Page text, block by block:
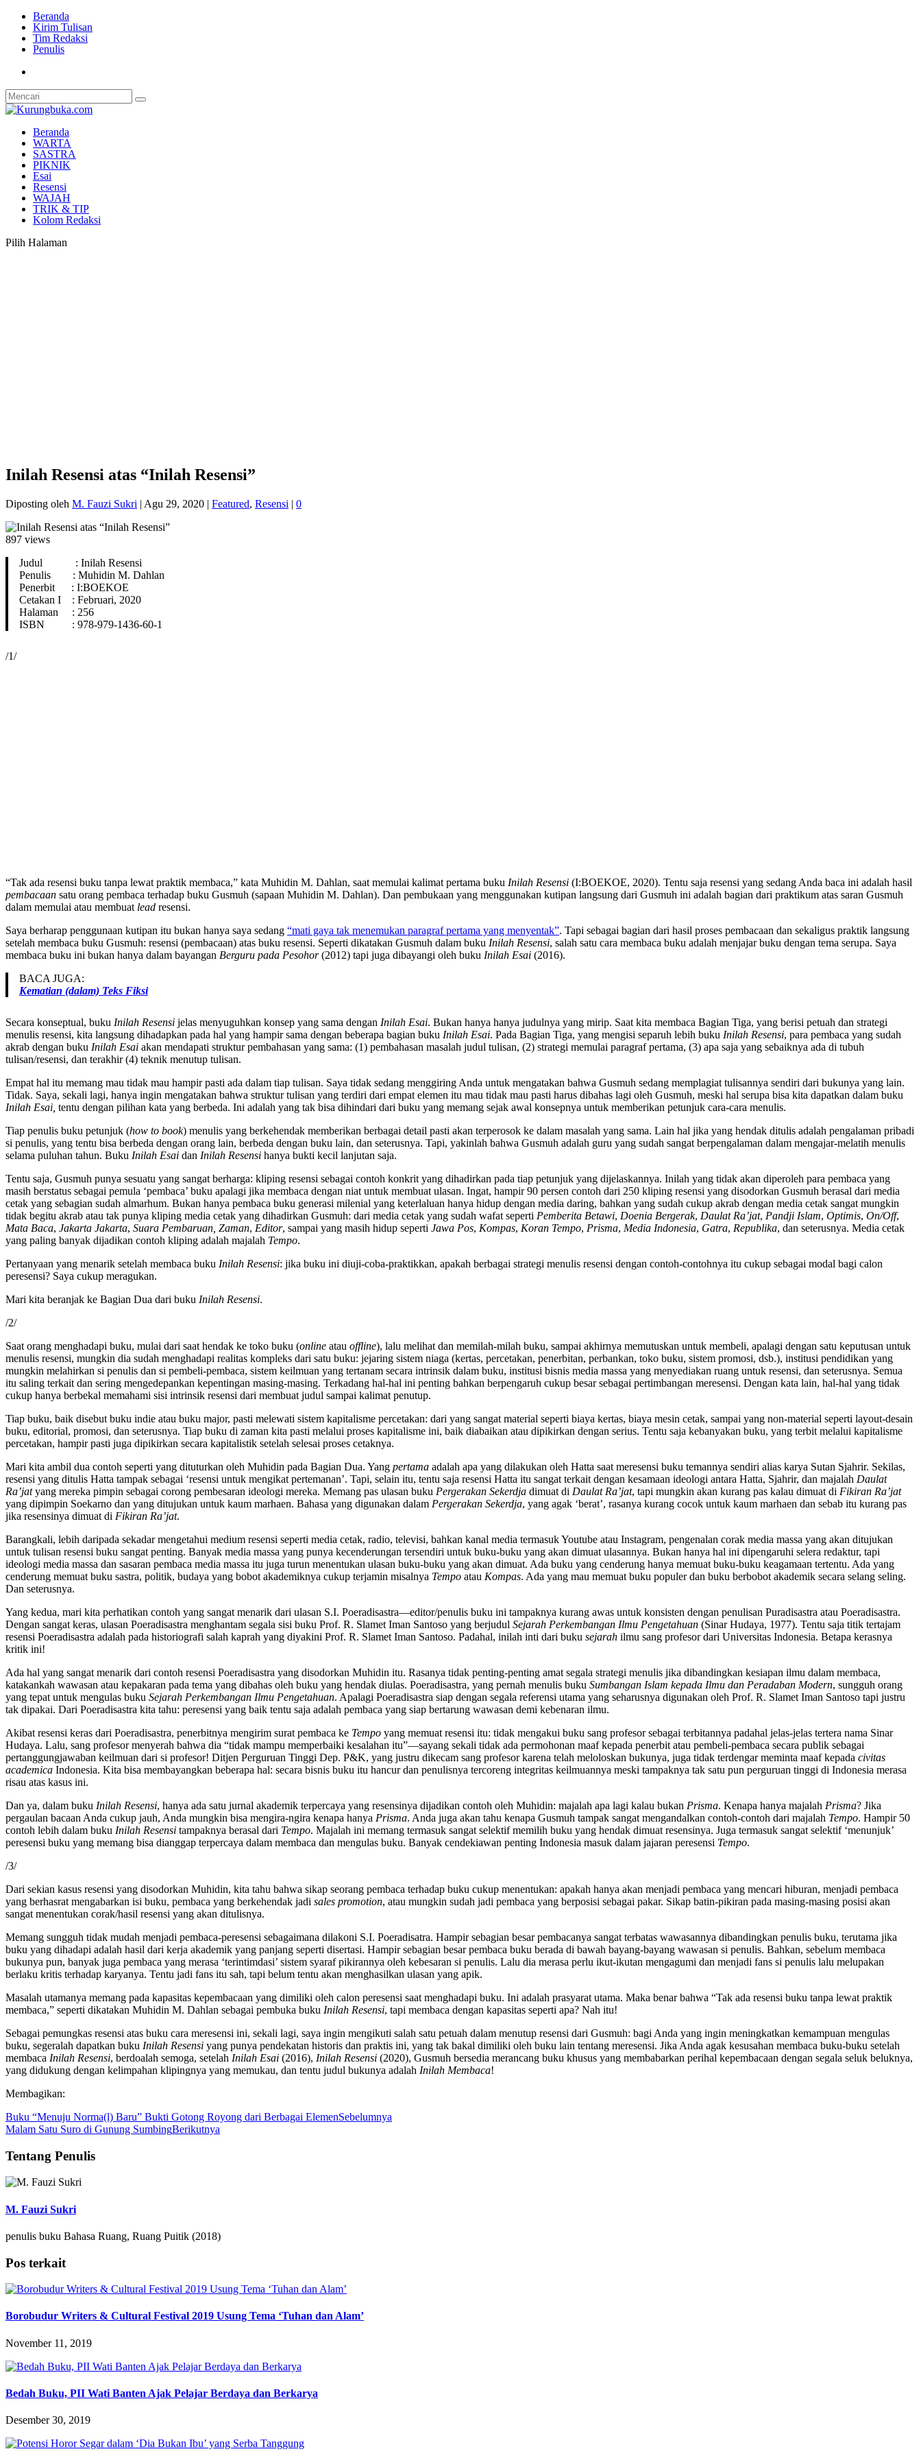
Beranda
Kirim Tulisan
Tim Redaksi
Penulis
Beranda
WARTA
SASTRA
PIKNIK
Esai
Resensi
WAJAH
TRIK & TIP
Kolom Redaksi
Pilih Halaman
Inilah Resensi atas “Inilah Resensi”
Diposting oleh M. Fauzi Sukri | Agu 29, 2020 | Featured, Resensi | 0
897 views
Judul : Inilah Resensi
Penulis : Muhidin M. Dahlan
Penerbit : I:BOEKOE
Cetakan I : Februari, 2020
Halaman : 256
ISBN : 978-979-1436-60-1
/1/
“Tak ada resensi buku tanpa lewat praktik membaca,” kata Muhidin M. Dahlan, saat memulai kalimat pertama buku Inilah Resensi (I:BOEKOE, 2020). Tentu saja resensi yang sedang Anda baca ini adalah hasil
pembacaan satu orang pembaca terhadap buku Gusmuh (sapaan Muhidin M. Dahlan). Dan pembukaan yang menggunakan kutipan langsung dari Gusmuh ini adalah bagian dari praktikum atas saran Gusmuh
dalam memulai atau membuat lead resensi.
Saya berharap penggunaan kutipan itu bukan hanya saya sedang “mati gaya tak menemukan paragraf pertama yang menyentak”. Tapi sebagai bagian dari hasil proses pembacaan dan sekaligus praktik langsung
setelah membaca buku Gusmuh: resensi (pembacaan) atas buku resensi. Seperti dikatakan Gusmuh dalam buku Inilah Resensi, salah satu cara membaca buku adalah menjajar buku dengan tema serupa. Saya
membaca buku ini bukan hanya dalam bayangan Berguru pada Pesohor(2012) tapi juga dibayangi oleh buku Inilah Esai (2016).
BACA JUGA:
Kematian (dalam) Teks Fiksi
Secara konseptual, buku Inilah Resensi jelas menyuguhkan konsep yang sama dengan Inilah Esai. Bukan hanya hanya judulnya yang mirip. Saat kita membaca Bagian Tiga, yang berisi petuah dan strategi
menulis resensi, kita langsung dihadapkan pada hal yang hampir sama dengan beberapa bagian buku Inilah Esai. Pada Bagian Tiga, yang mengisi separuh lebih buku Inilah Resensi, para pembaca yang sudah
akrab dengan buku Inilah Esai akan mendapati struktur pembahasan yang sama: (1) pembahasan masalah judul tulisan, (2) strategi memulai paragraf pertama, (3) apa saja yang sebaiknya ada di tubuh
tulisan/resensi, dan terakhir (4) teknik menutup tulisan.
Empat hal itu memang mau tidak mau hampir pasti ada dalam tiap tulisan. Saya tidak sedang menggiring Anda untuk mengatakan bahwa Gusmuh sedang memplagiat tulisannya sendiri dari bukunya yang lain.
Tidak. Saya, sekali lagi, hanya ingin mengatakan bahwa struktur tulisan yang terdiri dari empat elemen itu mau tidak mau pasti harus dibahas lagi oleh Gusmuh, meski hal serupa bisa kita dapatkan dalam buku
Inilah Esai, tentu dengan pilihan kata yang berbeda. Ini adalah yang tak bisa dihindari dari buku yang memang sejak awal konsepnya untuk memberikan petunjuk cara-cara menulis.
Tiap penulis buku petunjuk (how to book) menulis yang berkehendak memberikan berbagai detail pasti akan terperosok ke dalam masalah yang sama. Lain hal jika yang hendak ditulis adalah pengalaman pribadi
si penulis, yang tentu bisa berbeda dengan orang lain, berbeda dengan buku lain, dan seterusnya. Tapi, yakinlah bahwa Gusmuh adalah guru yang sudah sangat berpengalaman dalam mengajar-melatih menulis
selama puluhan tahun. Buku Inilah Esai dan Inilah Resensi hanya bukti kecil lanjutan saja.
Tentu saja, Gusmuh punya sesuatu yang sangat berharga: kliping resensi sebagai contoh konkrit yang dihadirkan pada tiap petunjuk yang dijelaskannya. Inilah yang tidak akan diperoleh para pembaca yang
masih berstatus sebagai pemula ‘pembaca’ buku apalagi jika membaca dengan niat untuk membuat ulasan. Ingat, hampir 90 persen contoh dari 250 kliping resensi yang disodorkan Gusmuh berasal dari media
cetak yang sebagian sudah almarhum. Bukan hanya pembaca buku generasi milenial yang keterlaluan hanya hidup dengan media daring, bahkan yang sudah cukup akrab dengan media cetak sangat mungkin
tidak begitu akrab atau tak punya kliping media cetak yang dihadirkan Gusmuh: dari media cetak yang sudah wafat seperti Pemberita Betawi, Doenia Bergerak, Daulat Ra’jat, Pandji Islam, Optimis, On/Off,
Mata Baca, Jakarta Jakarta, Suara Pembaruan, Zaman, Editor, sampai yang masih hidup seperti Jawa Pos, Kompas, Koran Tempo, Prisma, Media Indonesia, Gatra, Republika, dan seterusnya. Media cetak
yang paling banyak dijadikan contoh kliping adalah majalah Tempo.
Pertanyaan yang menarik setelah membaca buku Inilah Resensi: jika buku ini diuji-coba-praktikkan, apakah berbagai strategi menulis resensi dengan contoh-contohnya itu cukup sebagai modal bagi calon
peresensi? Saya cukup meragukan.
Mari kita beranjak ke Bagian Dua dari buku Inilah Resensi.
/2/
Saat orang menghadapi buku, mulai dari saat hendak ke toko buku (online atau offline), lalu melihat dan memilah-milah buku, sampai akhirnya memutuskan untuk membeli, apalagi dengan satu keputusan untuk
menulis resensi, mungkin dia sudah menghadapi realitas kompleks dari satu buku: jejaring sistem niaga (kertas, percetakan, penerbitan, perbankan, toko buku, sistem promosi, dsb.), institusi pendidikan yang
mungkin melahirkan si penulis dan si pembeli-pembaca, sistem keilmuan yang tertanam secara intrinsik dalam buku, institusi bisnis media massa yang menyediakan ruang untuk resensi, dan seterusnya. Semua
itu saling terkait dan sering mengedepankan kepentingan masing-masing. Terkadang hal-hal ini penting bahkan berpengaruh cukup besar sebagai pertimbangan meresensi. Dengan kata lain, hal-hal yang tidak
cukup hanya berbekal memahami sisi intrinsik resensi dari membuat judul sampai kalimat penutup.
Tiap buku, baik disebut buku indie atau buku major, pasti melewati sistem kapitalisme percetakan: dari yang sangat material seperti biaya kertas, biaya mesin cetak, sampai yang non-material seperti layout-desain
buku, editorial, promosi, dan seterusnya. Tiap buku di zaman kita pasti melalui proses kapitalisme ini, baik diabaikan atau dipikirkan dengan serius. Tentu saja kebanyakan buku, yang terbit melalui kapitalisme
percetakan, hampir pasti juga dipikirkan secara kapitalistik setelah selesai proses cetaknya.
Mari kita ambil dua contoh seperti yang dituturkan oleh Muhidin pada Bagian Dua. Yang pertama adalah apa yang dilakukan oleh Hatta saat meresensi buku temannya sendiri alias karya Sutan Sjahrir. Sekilas,
resensi yang ditulis Hatta tampak sebagai ‘resensi untuk mengikat pertemanan’. Tapi, selain itu, tentu saja resensi Hatta itu sangat terkait dengan kesamaan ideologi antara Hatta, Sjahrir, dan majalah Daulat
Ra’jatyang mereka pimpin sebagai corong pembesaran ideologi mereka. Memang pas ulasan buku Pergerakan Sekerdja dimuat di Daulat Ra’jat, tapi mungkin akan kurang pas kalau dimuat di Fikiran Ra’jat
yang dipimpin Soekarno dan yang ditujukan untuk kaum marhaen. Bahasa yang digunakan dalam Pergerakan Sekerdja, yang agak ‘berat’, rasanya kurang cocok untuk kaum marhaen dan sebab itu kurang pas
jika resensinya dimuat di Fikiran Ra’jat.
Barangkali, lebih daripada sekadar mengetahui medium resensi seperti media cetak, radio, televisi, bahkan kanal media termasuk Youtube atau Instagram, pengenalan corak media massa yang akan ditujukan
untuk tulisan resensi buku sangat penting. Banyak media massa yang punya kecenderungan tersendiri untuk buku-buku yang akan dimuat ulasannya. Bukan hanya hal ini dipengaruhi selera redaktur, tapi
ideologi media massa dan sasaran pembaca media massa itu juga turun menentukan ulasan buku-buku yang akan dimuat. Ada buku yang cenderung hanya memuat buku-buku keagamaan tertentu. Ada yang
cenderung memuat buku sastra, politik, budaya yang bobot akademiknya cukup terjamin misalnya Tempo atau Kompas. Ada yang mau memuat buku populer dan buku berbobot akademik secara selang seling.
Dan seterusnya.
Yang kedua, mari kita perhatikan contoh yang sangat menarik dari ulasan S.I. Poeradisastra—editor/penulis buku ini tampaknya kurang awas untuk konsisten dengan penulisan Puradisastra atau Poeradisastra.
Dengan sangat keras, ulasan Poeradisastra menghantam segala sisi buku Prof. R. Slamet Iman Santoso yang berjudul Sejarah Perkembangan Ilmu Pengetahuan (Sinar Hudaya, 1977). Tentu saja titik tertajam
resensi Poeradisastra adalah pada historiografi salah kaprah yang diyakini Prof. R. Slamet Iman Santoso. Padahal, inilah inti dari buku sejarah ilmu sang profesor dari Universitas Indonesia. Betapa kerasnya
kritik ini!
Ada hal yang sangat menarik dari contoh resensi Poeradisastra yang disodorkan Muhidin itu. Rasanya tidak penting-penting amat segala strategi menulis jika dibandingkan kesiapan ilmu dalam membaca,
katakankah wawasan atau kepakaran pada tema yang dibahas oleh buku yang hendak diulas. Poeradisastra, yang pernah menulis buku Sumbangan Islam kepada Ilmu dan Peradaban Modern, sungguh orang
yang tepat untuk mengulas buku Sejarah Perkembangan Ilmu Pengetahuan. Apalagi Poeradisastra siap dengan segala referensi utama yang seharusnya digunakan oleh Prof. R. Slamet Iman Santoso tapi justru
tak dipakai. Dari Poeradisastra kita tahu: peresensi yang baik tentu saja adalah pembaca yang siap bertarung wawasan demi kebenaran ilmu.
Akibat resensi keras dari Poeradisastra, penerbitnya mengirim surat pembaca ke Tempo yang memuat resensi itu: tidak mengakui buku sang profesor sebagai terbitannya padahal jelas-jelas tertera nama Sinar
Hudaya. Lalu, sang profesor menyerah bahwa dia “tidak mampu memperbaiki kesalahan itu”—sayang sekali tidak ada permohonan maaf kepada penerbit atau pembeli-pembaca secara publik sebagai
pertanggungjawaban keilmuan dari si profesor! Ditjen Perguruan Tinggi Dep. P&K, yang justru dikecam sang profesor karena telah meloloskan bukunya, juga tidak terdengar meminta maaf kepada civitas
academica Indonesia. Kita bisa membayangkan beberapa hal: secara bisnis buku itu hancur dan penulisnya tercoreng integritas keilmuannya meski tampaknya tak satu pun perguruan tinggi di Indonesia merasa
risau atas kasus ini.
Dan ya, dalam buku Inilah Resensi, hanya ada satu jurnal akademik terpercaya yang resensinya dijadikan contoh oleh Muhidin: majalah apa lagi kalau bukan Prisma. Kenapa hanya majalah Prisma? Jika
pergaulan bacaan Anda cukup jauh, Anda mungkin bisa mengira-ngira kenapa hanya Prisma. Anda juga akan tahu kenapa Gusmuh tampak sangat mengandalkan contoh-contoh dari majalah Tempo. Hampir 50
contoh lebih dalam buku Inilah Resensi tampaknya berasal dari Tempo. Majalah ini memang termasuk sangat selektif memilih buku yang hendak dimuat resensinya. Juga termasuk sangat selektif ‘menunjuk’
peresensi buku yang memang bisa dianggap terpercaya dalam membaca dan mengulas buku. Banyak cendekiawan penting Indonesia masuk dalam jajaran peresensi Tempo.
/3/
Dari sekian kasus resensi yang disodorkan Muhidin, kita tahu bahwa sikap seorang pembaca terhadap buku cukup menentukan: apakah hanya akan menjadi pembaca yang mencari hiburan, menjadi pembaca
yang berhasrat mengabarkan isi buku, pembaca yang berkehendak jadi sales promotion, atau mungkin sudah jadi pembaca yang berposisi sebagai pakar. Sikap batin-pikiran pada masing-masing posisi akan
sangat menentukan corak/hasil resensi yang akan ditulisnya.
Memang sungguh tidak mudah menjadi pembaca-peresensi sebagaimana dilakoni S.I. Poeradisatra. Hampir sebagian besar pembacanya sangat terbatas wawasannya dibandingkan penulis buku, terutama jika
buku yang dihadapi adalah hasil dari kerja akademik yang panjang seperti disertasi. Hampir sebagian besar pembaca buku berada di bawah bayang-bayang wawasan si penulis. Bahkan, sebelum membaca
bukunya pun, banyak juga pembaca yang merasa ‘terintimdasi’ sistem syaraf pikirannya oleh kebesaran si penulis. Lalu dia merasa perlu ikut-ikutan mengagumi dan menjadi fans si penulis lalu melupakan
berlaku kritis terhadap karyanya. Tentu jadi fans itu sah, tapi belum tentu akan menghasilkan ulasan yang apik.
Masalah utamanya memang pada kapasitas kepembacaan yang dimiliki oleh calon peresensi saat menghadapi buku. Ini adalah prasyarat utama. Maka benar bahwa “Tak ada resensi buku tanpa lewat praktik
membaca,” seperti dikatakan Muhidin M. Dahlan sebagai pembuka buku Inilah Resensi, tapi membaca dengan kapasitas seperti apa? Nah itu!
Sebagai pemungkas resensi atas buku cara meresensi ini, sekali lagi, saya ingin mengikuti salah satu petuah dalam menutup resensi dari Gusmuh: bagi Anda yang ingin meningkatkan kemampuan mengulas
buku, segeralah dapatkan buku Inilah Resensi yang punya pendekatan historis dan praktis ini, yang tak bakal dimiliki oleh buku lain tentang meresensi. Jika Anda agak kesusahan membaca buku-buku setelah
membaca Inilah Resensi, berdoalah semoga, setelah Inilah Esai (2016), Inilah Resensi (2020), Gusmuh bersedia merancang buku khusus yang membabarkan perihal kepembacaan dengan segala seluk beluknya,
yang didukung dengan kelimpahan klipingnya yang memukau, dan tentu judul bukunya adalah Inilah Membaca!
Membagikan:
Buku “Menuju Norma(l) Baru” Bukti Gotong Royong dari Berbagai ElemenSebelumnya
Malam Satu Suro di Gunung SumbingBerikutnya
Tentang Penulis
M. Fauzi Sukri
penulis buku Bahasa Ruang, Ruang Puitik (2018)
Pos terkait
Borobudur Writers & Cultural Festival 2019 Usung Tema ‘Tuhan dan Alam’
November 11, 2019
Bedah Buku, PII Wati Banten Ajak Pelajar Berdaya dan Berkarya
Desember 30, 2019